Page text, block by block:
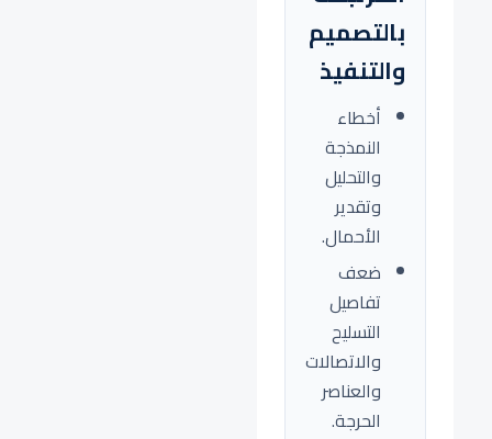
بالتصميم
والتنفيذ
أخطاء
النمذجة
والتحليل
وتقدير
الأحمال.
ضعف
تفاصيل
التسليح
والاتصالات
والعناصر
الحرجة.